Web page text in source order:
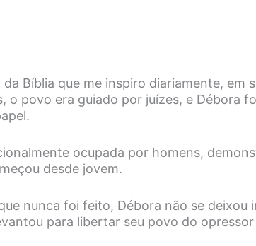
Bíblia que me inspiro diariamente, em
o povo era guiado por juízes, e Débora
ocupada por homens,
desde jovem.
nunca foi feito, Débora não se deixou
para libertar seu povo do opressor